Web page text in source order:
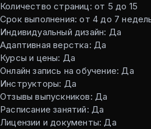
Количество страниц: от 5 до 15
Срок выполнения: от 4 до 7
Индивидуальный дизайн: Да
Адаптивная верстка: Да
Курсы и цены: Да
Онлайн запись на обучение: Да
Инструкторы: Да
Отзывы выпускников: Да
Расписание занятий: Да
Лицензии и документы: Да